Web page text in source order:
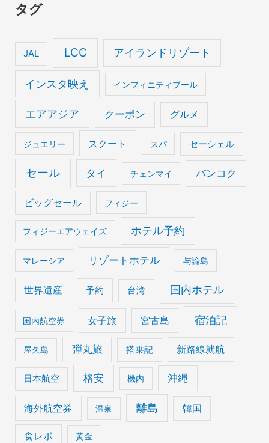
イ
タグ
JAL LCC アイランドリゾート
インスタ映え インフィニティプール
エアアジア クーポン グルメ
ジュエリー スクート スパ セーシェル
セール タイ チェンマイ バンコク
ビッグセール フィジー
フィジーエアウェイズ ホテル予約
マレーシア リゾートホテル 与論島
世界遺産 予約 台湾 国内ホテル
国内航空券 女子旅 宮古島 宿泊記
屋久島 弾丸旅 搭乗記 新路線就航
日本航空 格安 機内 沖縄
海外航空券 温泉 離島 韓国
食レポ 黄金